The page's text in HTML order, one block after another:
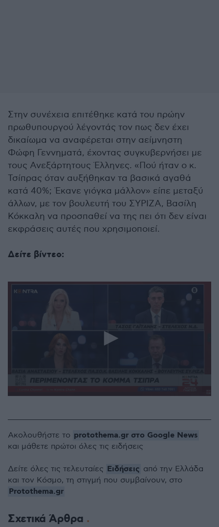
Στην συνέχεια επιτέθηκε κατά του πρώην
πρωθυπουργού λέγοντάς τον πως δεν έχει
δικαίωμα να αναφέρεται στην αείμνηστη
Φώφη Γεννηματά, έχοντας συγκυβερνήσει με
τους Ανεξάρτητους Έλληνες. «Πού ήταν ο κ.
Τσίπρας όταν αυξήθηκαν τα βασικά αγαθά
κατά 40%; Έκανε γιόγκα μάλλον» είπε μεταξύ
άλλων, με τον βουλευτή του ΣΥΡΙΖΑ, Βασίλη
Κόκκαλη να προσπαθεί να της πει ότι δεν είναι
εκφράσεις αυτές που χρησιμοποιεί.
Δείτε βίντεο:
1
minute,
19
seconds
Σχετικά Άρθρα
Ακολουθήστε το protothema.gr στο Google News
και μάθετε πρώτοι όλες τις ειδήσεις
Δείτε όλες τις τελευταίες Ειδήσεις από την Ελλάδα
και τον Κόσμο, τη στιγμή που συμβαίνουν, στο
Protothema.gr